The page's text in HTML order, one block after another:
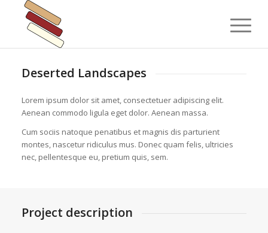
Deserted Landscapes
Lorem ipsum dolor sit amet, consectetuer adipiscing elit.
Aenean commodo ligula eget dolor. Aenean massa.
Cum sociis natoque penatibus et magnis dis parturient
montes, nascetur ridiculus mus. Donec quam felis, ultricies
nec, pellentesque eu, pretium quis, sem.
Project description